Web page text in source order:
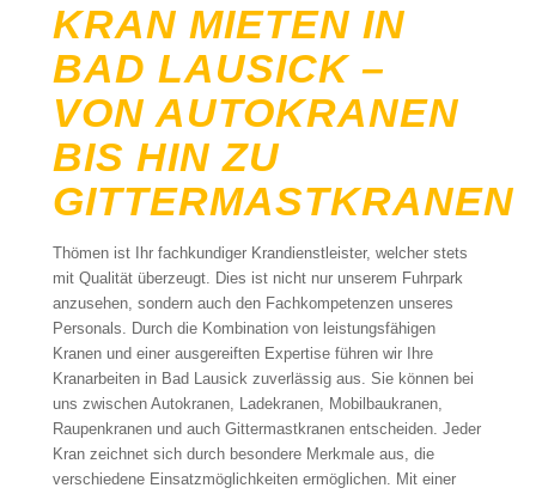
KRAN MIETEN IN
BAD LAUSICK –
VON AUTOKRANEN
BIS HIN ZU
GITTERMASTKRANEN
Thömen ist Ihr fachkundiger Krandienstleister, welcher stets
mit Qualität überzeugt. Dies ist nicht nur unserem Fuhrpark
anzusehen, sondern auch den Fachkompetenzen unseres
Personals. Durch die Kombination von leistungsfähigen
Kranen und einer ausgereiften Expertise führen wir Ihre
Kranarbeiten in Bad Lausick zuverlässig aus. Sie können bei
uns zwischen Autokranen, Ladekranen, Mobilbaukranen,
Raupenkranen und auch Gittermastkranen entscheiden. Jeder
Kran zeichnet sich durch besondere Merkmale aus, die
verschiedene Einsatzmöglichkeiten ermöglichen. Mit einer